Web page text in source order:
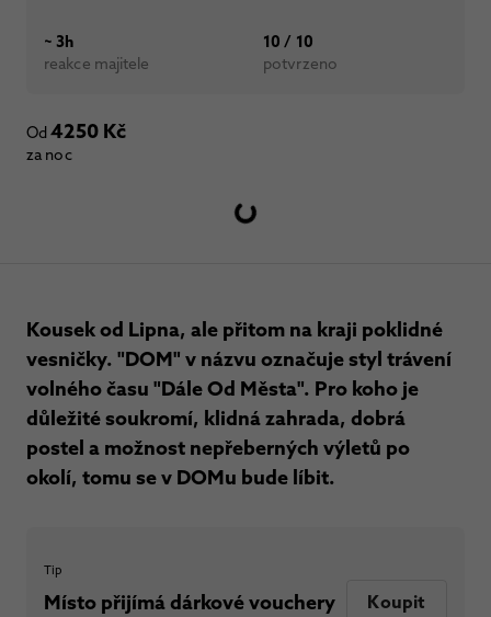
~ 3h
reakce majitele
10 / 10
potvrzeno
Od4250 Kč
za noc
Kousek od Lipna, ale přitom na kraji poklidné
vesničky. "DOM" v názvu označuje styl trávení
volného času "Dále Od Města". Pro koho je
důležité soukromí, klidná zahrada, dobrá
postel a možnost nepřeberných výletů po
okolí, tomu se v DOMu bude líbit.
Tip
Místo přijímá dárkové vouchery Koupit